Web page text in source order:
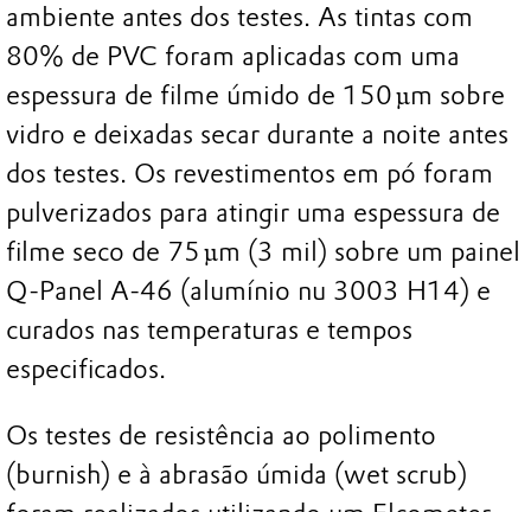
ambiente antes dos testes. As tintas com
80% de PVC foram aplicadas com uma
espessura de filme úmido de 150 µm sobre
vidro e deixadas secar durante a noite antes
dos testes. Os revestimentos em pó foram
pulverizados para atingir uma espessura de
filme seco de 75 µm (3 mil) sobre um painel
Q-Panel A-46 (alumínio nu 3003 H14) e
curados nas temperaturas e tempos
especificados.
Os testes de resistência ao polimento
(burnish) e à abrasão úmida (wet scrub)